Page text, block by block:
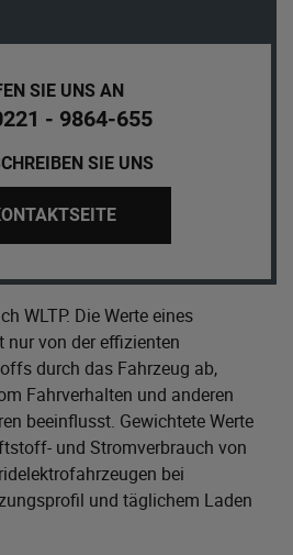
SIE UNS AN
- 9864-655
SIE UNS
WLTP. Die Werte eines
nur von der effizienten
durch das Fahrzeug ab,
Fahrverhalten und anderen
beeinflusst. Gewichtete Werte
und Stromverbrauch von
bei
und täglichem Laden